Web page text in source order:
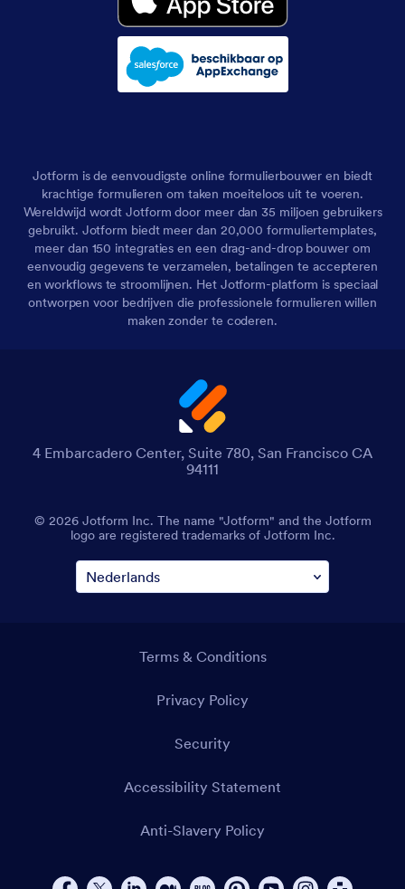
Jotform is de eenvoudigste online formulierbouwer en biedt
krachtige formulieren om taken moeiteloos uit te voeren.
Wereldwijd wordt Jotform door meer dan 35 miljoen gebruikers
gebruikt. Jotform biedt meer dan 20,000 formuliertemplates,
meer dan 150 integraties en een drag-and-drop bouwer om
eenvoudig gegevens te verzamelen, betalingen te accepteren
en workflows te stroomlijnen. Het Jotform-platform is speciaal
ontworpen voor bedrijven die professionele formulieren willen
maken zonder te coderen.
4 Embarcadero Center, Suite 780, San Francisco CA
94111
© 2026 Jotform Inc. The name "Jotform" and the Jotform
logo are registered trademarks of Jotform Inc.
Terms & Conditions
Privacy Policy
Security
Accessibility Statement
Anti-Slavery Policy